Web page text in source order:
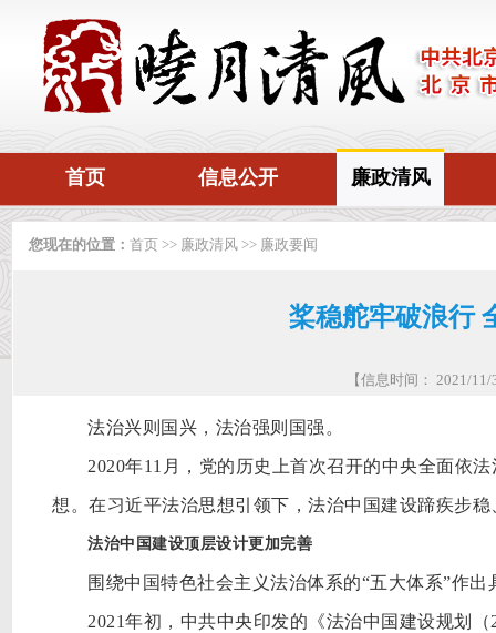
首页 信息公开 廉政清风
您现在的位置： 首页 >> 廉政清风 >> 廉政要闻
桨稳舵牢破浪行
【信息时间： 2021/
法治兴则国兴，法治强则国强。
2020年11月，党的历史上首次召开的中央全面依
想。在习近平法治思想引领下，法治中国建设蹄疾步
法治中国建设顶层设计更加完善
围绕中国特色社会主义法治体系的“五大体系”作
2021年初，中共中央印发的《法治中国建设规划